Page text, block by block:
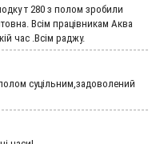
т 280 з полом зробили
Всім працівникам Аква
час .Всім раджу.
суцільним,задоволений